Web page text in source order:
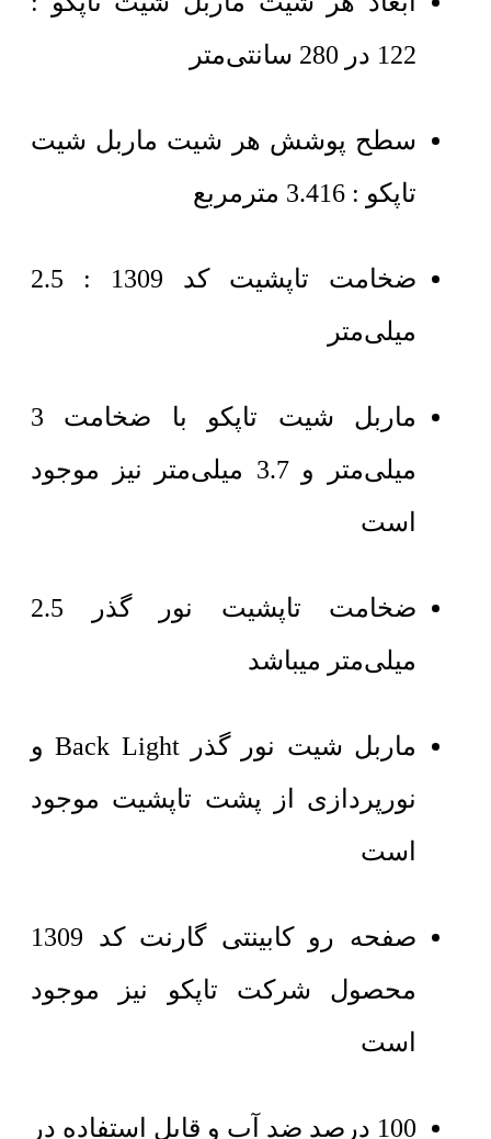
122 در 280 سانتی‌متر
سطح پوشش هر شیت ماربل شیت
تاپکو : 3.416 مترمربع
ضخامت تاپشیت کد 1309 : 2.5
میلی‌متر
ماربل شیت تاپکو با ضخامت 3
میلی‌متر و 3.7 میلی‌متر نیز موجود
است
ضخامت تاپشیت نور گذر 2.5
میلی‌متر میباشد
ماربل شیت نور گذر Back Light و
نورپردازی از پشت تاپشیت موجود
است
صفحه رو کابینتی گارنت کد 1309
محصول شرکت تاپکو نیز موجود
است
100 درصد ضد آب و قابل استفاده در